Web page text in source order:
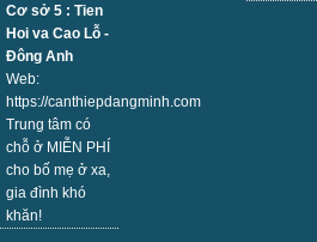
Cơ sở 5 : Tien
Hoi va Cao Lỗ -
Đông Anh
Web:
https://canthiepdangminh.com
Trung tâm có
chỗ ở MIỄN PHÍ
cho bố mẹ ở xa,
gia đình khó
khăn!